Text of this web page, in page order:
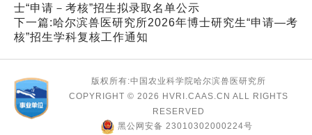
士“申请－考核”招生拟录取名单公示
下一篇:哈尔滨兽医研究所2026年博士研究生“申请—考
核”招生学科复核工作通知
版权所有:中国农业科学院哈尔滨兽医研究所
COPYRIGHT © 2026 HVRI.CAAS.CN ALL RIGHTS
RESERVED
黑公网安备 23010302000224号